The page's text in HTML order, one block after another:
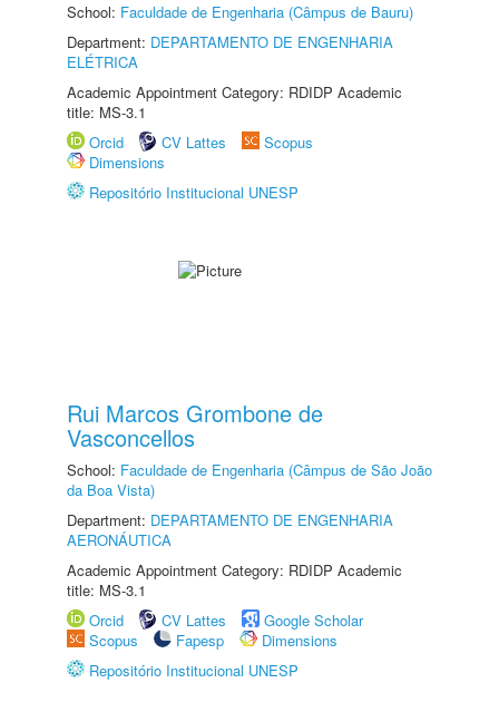
School: Faculdade de Engenharia (Câmpus de Bauru)
Department: DEPARTAMENTO DE ENGENHARIA
ELÉTRICA
Academic Appointment Category: RDIDP Academic
title: MS-3.1
Orcid
CV Lattes
Scopus
Dimensions
Repositório Institucional UNESP
Rui Marcos Grombone de
Vasconcellos
School: Faculdade de Engenharia (Câmpus de São João
da Boa Vista)
Department: DEPARTAMENTO DE ENGENHARIA
AERONÁUTICA
Academic Appointment Category: RDIDP Academic
title: MS-3.1
Orcid
CV Lattes
Google Scholar
Scopus
Fapesp
Dimensions
Repositório Institucional UNESP